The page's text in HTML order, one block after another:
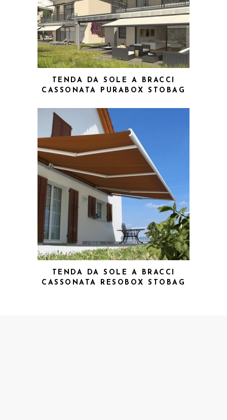
TENDA DA SOLE A BRACCI
CASSONATA PURABOX STOBAG
TENDA DA SOLE A BRACCI
CASSONATA RESOBOX STOBAG